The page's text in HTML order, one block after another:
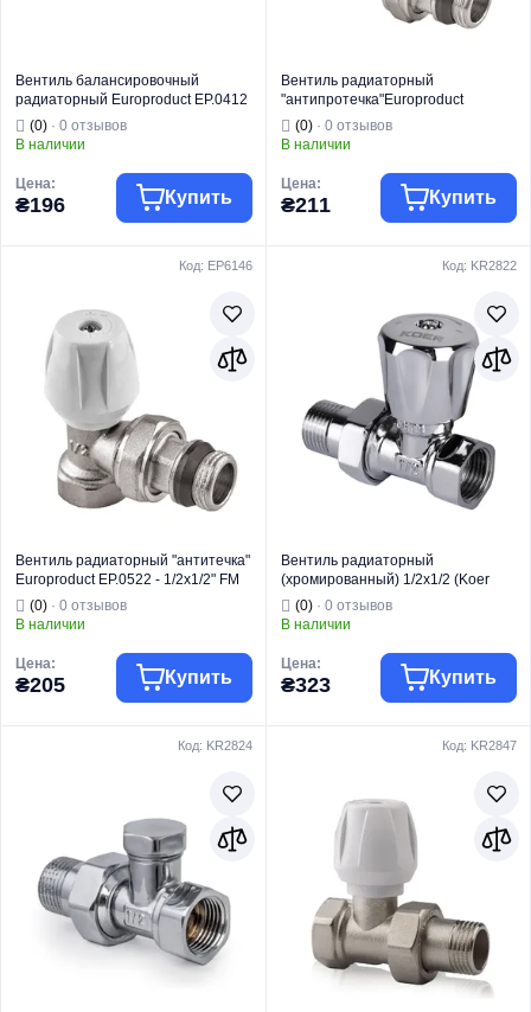
Вентиль балансировочный
радиаторный Europroduct EP.0412
- 1/2x1/2 (EP6034)
(0) · 0 отзывов
В наличии
Цена:
₴196 Купить
Тип изделия
Радиаторная
Вид изделия
Вентель
балансировочн
Назначение
Вентиль радиаторный
"антипротечка"Europroduct
EP.0521 - 1/2x1/2" FM прямой
(EP6147)
(0)· 0 отзывов
В наличии
Цена:
₴211 Купить
Радиаторная
арматура
Вентель
регулирующий
радиатора
Назначение
Для отопления
Тип
Код: EP6146
Вентиль радиаторный "антитечка"
Europroduct EP.0522 - 1/2x1/2" FM
угловой (EP6146)
(0) · 0 отзывов
В наличии
Цена:
₴205 Купить
Радиаторная
Вид изделия
Вентель
регулирующий
радиатора
Назначение
Для отопления
Тип
Угловой
Код: KR2822
Вентиль радиаторный
(хромированный) 1/2x1/2 (Koer
KR.903.CHR) (KR2822)
(0)· 0 отзывов
В наличии
Цена:
₴323 Купить
Тип изделия
Радиаторная
арматура
Вид изделия
Вентель
регулирующий
радиатора
Назначение
Код: KR2824 Код: KR2847